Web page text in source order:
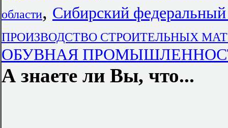
области, Сибирский
ПРОИЗВОДСТВО СТРОИТЕЛЬНЫХ
ОБУВНАЯ ПРОМЫШЛЕННОСТЬ
А знаете ли Вы, что...